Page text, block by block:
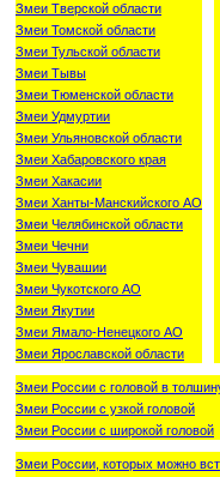
Змеи Тверской области
Змеи Томской области
Змеи Тульской области
Змеи Тывы
Змеи Тюменской области
Змеи Удмуртии
Змеи Ульяновской области
Змеи Хабаровского края
Змеи Хакасии
Змеи Ханты-Манскийского АО
Змеи Челябинской области
Змеи Чечни
Змеи Чувашии
Змеи Чукотского АО
Змеи Якутии
Змеи Ямало-Ненецкого АО
Змеи Ярославской области
Змеи России с головой в
Змеи России с узкой головой
Змеи России с широкой головой
Змеи России, которых можно